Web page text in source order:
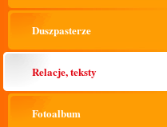
Duszpasterze
Relacje, teksty
Fotoalbum